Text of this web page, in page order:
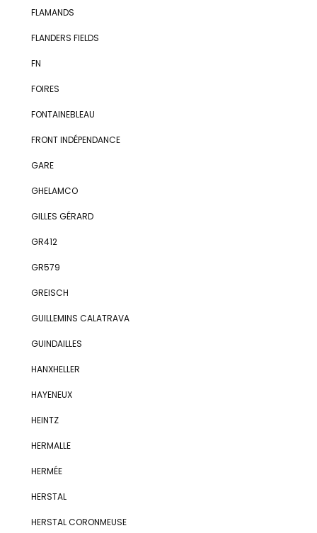
FLAMANDS
FLANDERS FIELDS
FN
FOIRES
FONTAINEBLEAU
FRONT INDÉPENDANCE
GARE
GHELAMCO
GILLES GÉRARD
GR412
GR579
GREISCH
GUILLEMINS CALATRAVA
GUINDAILLES
HANXHELLER
HAYENEUX
HEINTZ
HERMALLE
HERMÉE
HERSTAL
HERSTAL CORONMEUSE